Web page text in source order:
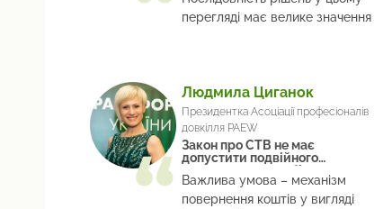
перегляді має велике значення
Людмила Циганок
Президентка Асоціації професіоналів
довкілля PAEW
Закон про СТВ не має
допустити подвійного
навантаження на бізнес
Важлива умова – механізм
повернення коштів у вигляді